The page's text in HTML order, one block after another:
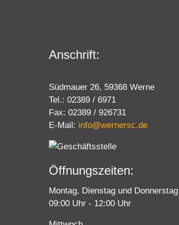
Anschrift:
Südmauer 26, 59368 Werne
Tel.: 02389 / 6971
Fax: 02389 / 926731
E-Mail: info@wernersc.de
Öffnungszeiten:
Montag, Dienstag und Donnerstag
09:00 Uhr - 12:00 Uhr